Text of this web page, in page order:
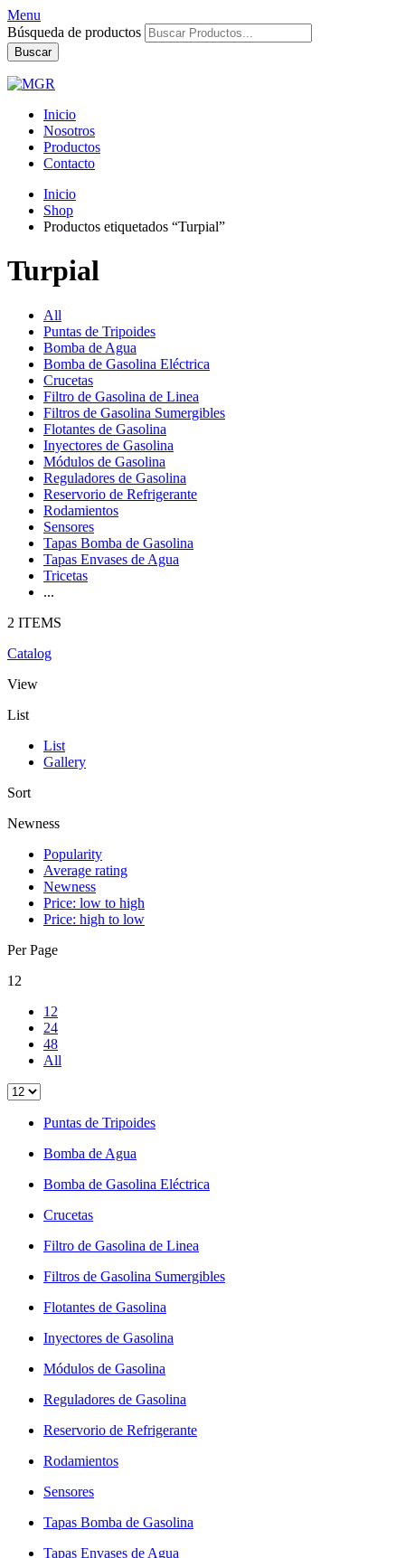
Menu
Búsqueda de productos
Buscar
Inicio
Nosotros
Productos
Contacto
Inicio
Shop
Productos etiquetados “Turpial”
Turpial
All
Puntas de Tripoides
Bomba de Agua
Bomba de Gasolina Eléctrica
Crucetas
Filtro de Gasolina de Linea
Filtros de Gasolina Sumergibles
Flotantes de Gasolina
Inyectores de Gasolina
Módulos de Gasolina
Reguladores de Gasolina
Reservorio de Refrigerante
Rodamientos
Sensores
Tapas Bomba de Gasolina
Tapas Envases de Agua
Tricetas
...
2 ITEMS
Catalog
View
List
List
Gallery
Sort
Newness
Popularity
Average rating
Newness
Price: low to high
Price: high to low
Per Page
12
12
24
48
All
Puntas de Tripoides
Bomba de Agua
Bomba de Gasolina Eléctrica
Crucetas
Filtro de Gasolina de Linea
Filtros de Gasolina Sumergibles
Flotantes de Gasolina
Inyectores de Gasolina
Módulos de Gasolina
Reguladores de Gasolina
Reservorio de Refrigerante
Rodamientos
Sensores
Tapas Bomba de Gasolina
Tapas Envases de Agua